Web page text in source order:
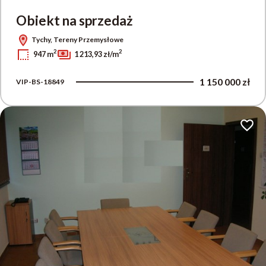
Obiekt na sprzedaż
Tychy, Tereny Przemysłowe
947 m2 1 213,93 zł/m2
VIP-BS-18849 1 150 000 zł
Dodaj